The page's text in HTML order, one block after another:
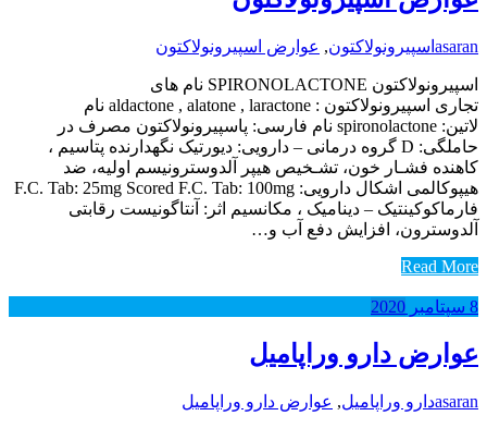
asaran اسپیرونولاکتون, عوارض اسپیرونولاکتون
اسپیرونولاکتون SPIRONOLACTONE نام های
تجاری اسپیرونولاکتون : aldactone , alatone , laractone نام
لاتین: spironolactone نام فارسی: پاسپیرونولاکتون مصرف در
حاملگی: D گروه درمانی – دارویی: دیورتیک نگهدارنده پتاسیم ،
کاهنده فشـار خون‌، تشـخیص هیپر آلدوسترونیسم اولیه‌، ضد
هیپوکالمی اشکال دارویی: F.C. Tab: 25mg Scored F.C. Tab: 100mg
فارماکوکینتیک – دینامیک ، مکانسیم اثر: آنتاگونیست رقابتی
آلدوسترون‌، افزایش دفع آب و…
Read More
8 سپتامبر 2020
عوارض دارو وراپامیل
asaranدارو وراپامیل, عوارض دارو وراپامیل